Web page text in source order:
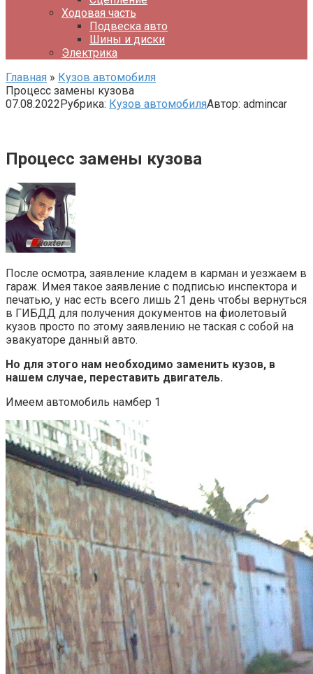
Ходовая часть
Подвеска авто
Шины и диски
Электрика
Главная » Кузов автомобиля
Процесс замены кузова
07.08.2022Рубрика: Кузов автомобиляАвтор: admincar
Процесс замены кузова
После осмотра, заявление кладем в карман и уезжаем в
гараж. Имея такое заявление с подписью инспектора и
печатью, у нас есть всего лишь 21 день чтобы вернуться
в ГИБДД для получения документов на фиолетовый
кузов просто по этому заявлению не таская с собой на
эвакуаторе данный авто.
Но для этого нам необходимо заменить кузов, в
нашем случае, переставить двигатель.
Имеем автомобиль намбер 1